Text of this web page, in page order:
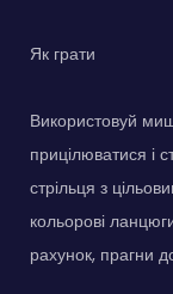
Як грати
Використовуй
прицілюватися і
стрільця з
кольорові
рахунок, прагни